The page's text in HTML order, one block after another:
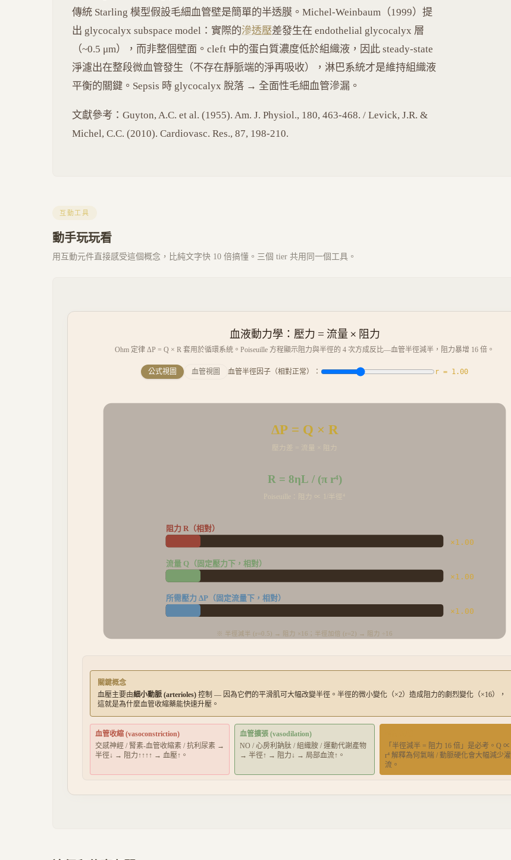
傳統 Starling 模型假設毛細血管壁是簡單的半透膜。Michel-Weinbaum（1999）提
出 glycocalyx subspace model：實際的滲透壓差發生在 endothelial glycocalyx 層
（~0.5 μm），而非整個壁面。cleft 中的蛋白質濃度低於組織液，因此 steady-state
淨濾出在整段微血管發生（不存在靜脈端的淨再吸收），淋巴系統才是維持組織液
平衡的關鍵。Sepsis 時 glycocalyx 脫落 → 全面性毛細血管滲漏。
文獻參考：Guyton, A.C. et al. (1955). Am. J. Physiol., 180, 463-468. / Levick, J.R. &
Michel, C.C. (2010). Cardiovasc. Res., 87, 198-210.
互動工具
動手玩玩看
用互動元件直接感受這個概念，比純文字快 10 倍搞懂。三個 tier 共用同一個工具。
血液動力學：壓力 = 流量 × 阻力
Ohm 定律 ΔP = Q × R 套用於循環系統。Poiseuille 方程顯示阻力與半徑的 4 次方成反比—血管半徑減半，阻力暴增 16 倍。
公式視圖 血管視圖 血管半徑因子（相對正常）： r = 1.00
ΔP = Q × R
壓力差 = 流量 × 阻力
R = 8ηL / (π r⁴)
Poiseuille：阻力 ∝ 1/半徑⁴
阻力 R（相對）
×1.00
流量 Q（固定壓力下，相對）
×1.00
所需壓力 ΔP（固定流量下，相對）
×1.00
※ 半徑減半 (r=0.5) → 阻力 ×16；半徑加倍 (r=2) → 阻力 ÷16
關鍵概念
血壓主要由細小動脈 (arterioles) 控制 — 因為它們的平滑肌可大幅改變半徑。半徑的微小變化（×2）造成阻力的劇烈變化（×16），
這就是為什麼血管收縮藥能快速升壓。
血管收縮 (vasoconstriction)
交感神經 / 腎素-血管收縮素 / 抗利尿素 →
半徑↓ → 阻力↑↑↑↑ → 血壓↑。
血管擴張 (vasodilation)
NO / 心房利鈉肽 / 組織胺 / 運動代謝產物
→ 半徑↑ → 阻力↓ → 局部血流↑。
「半徑減半 = 阻力 16 倍」是必考。Q ∝
r⁴ 解釋為何氣喘 / 動脈硬化會大幅減少灌
流。